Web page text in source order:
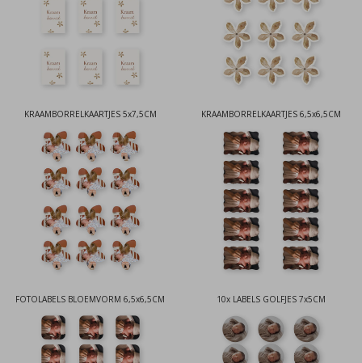
KRAAMBORRELKAARTJES 5x7,5CM KRAAMBORRELKAARTJES 6,5x6,5CM
FOTOLABELS BLOEMVORM 6,5x6,5CM 10x LABELS GOLFJES 7x5CM